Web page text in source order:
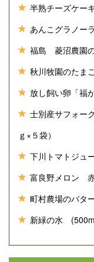
半熟チーズケー
あんこグラノー
福島 菱沼農園
秋川牧園のたま
放し飼い卵「福
士別産サフォー
ｇ×５袋）
下川トマトジュ
富良野メロン
町村農場のバタ
新緑の水